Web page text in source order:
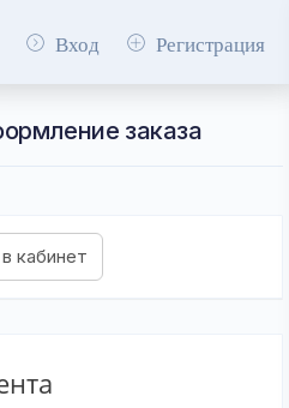
Вход Регистрация
заказа